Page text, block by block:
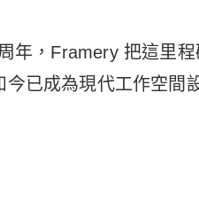
年，Framery 把這里
已成為現代工作空間